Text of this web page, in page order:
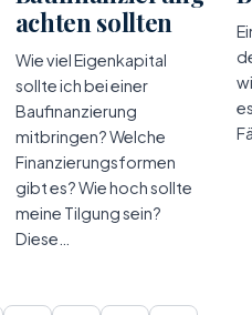
achten sollten
Wie viel Eigenkapital
sollte ich bei einer
Baufinanzierung
mitbringen? Welche
Finanzierungsformen
gibt es? Wie hoch sollte
meine Tilgung sein?
Diese…